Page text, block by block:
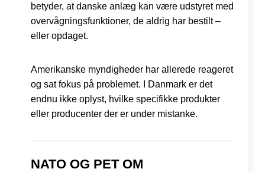
betyder, at danske anlæg kan være udstyret med
overvågningsfunktioner, de aldrig har bestilt –
eller opdaget.
Amerikanske myndigheder har allerede reageret
og sat fokus på problemet. I Danmark er det
endnu ikke oplyst, hvilke specifikke produkter
eller producenter der er under mistanke.
NATO OG PET OM